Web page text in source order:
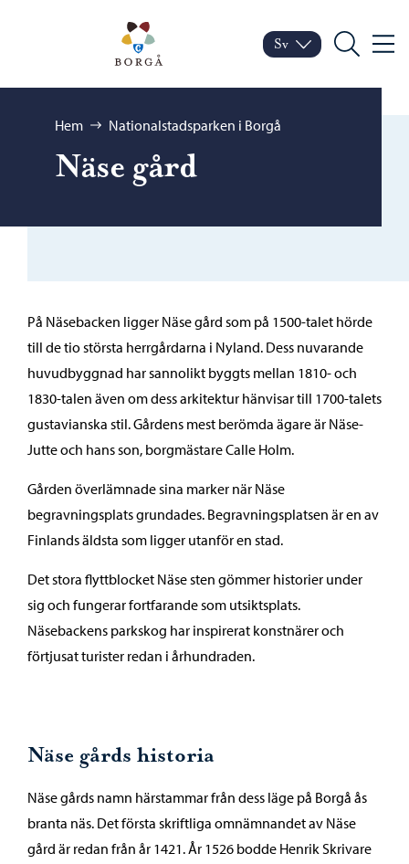
Porvoo – Gå till
Byt språk
Nuvarande språk:
Sv
Sök Meny
Bläddra:
Hem Nationalstadsparken i Borgå
Näse gård
På Näsebacken ligger Näse gård som på 1500-talet hörde
till de tio största herrgårdarna i Nyland. Dess nuvarande
huvudbyggnad har sannolikt byggts mellan 1810- och
1830-talen även om dess arkitektur hänvisar till 1700-talets
gustavianska stil. Gårdens mest berömda ägare är Näse-
Jutte och hans son, borgmästare Calle Holm.
Gården överlämnade sina marker när Näse
begravningsplats grundades. Begravningsplatsen är en av
Finlands äldsta som ligger utanför en stad.
Det stora flyttblocket Näse sten gömmer historier under
sig och fungerar fortfarande som utsiktsplats.
Näsebackens parkskog har inspirerat konstnärer och
förtjusat turister redan i århundraden.
Näse gårds historia
Näse gårds namn härstammar från dess läge på Borgå ås
branta näs. Det första skriftliga omnämnandet av Näse
gård är redan från år 1421. År 1526 bodde Henrik Skrivare